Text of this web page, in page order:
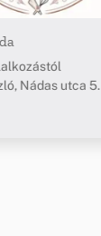
Nádas utca 5.